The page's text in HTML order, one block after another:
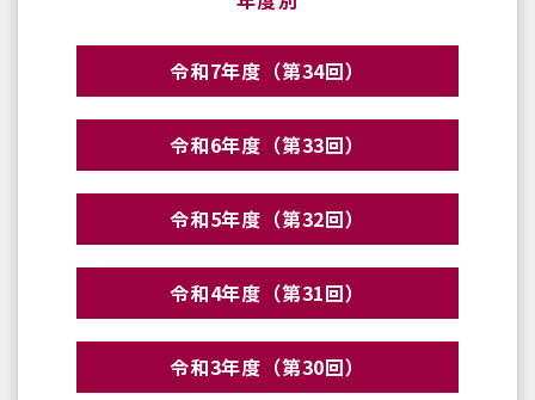
令和7年度（第34回）
令和6年度（第33回）
令和5年度（第32回）
令和4年度（第31回）
令和3年度（第30回）